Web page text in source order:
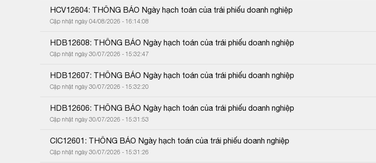
HCV12604: THÔNG BÁO Ngày hạch toán của trái phiếu doanh nghiệp
Cập nhật ngày 04/08/2026 - 16:14:08
HDB12608: THÔNG BÁO Ngày hạch toán của trái phiếu doanh nghiệp
Cập nhật ngày 30/07/2026 - 15:32:47
HDB12607: THÔNG BÁO Ngày hạch toán của trái phiếu doanh nghiệp
Cập nhật ngày 30/07/2026 - 15:32:20
HDB12606: THÔNG BÁO Ngày hạch toán của trái phiếu doanh nghiệp
Cập nhật ngày 30/07/2026 - 15:31:53
CIC12601: THÔNG BÁO Ngày hạch toán của trái phiếu doanh nghiệp
Cập nhật ngày 30/07/2026 - 15:31:26